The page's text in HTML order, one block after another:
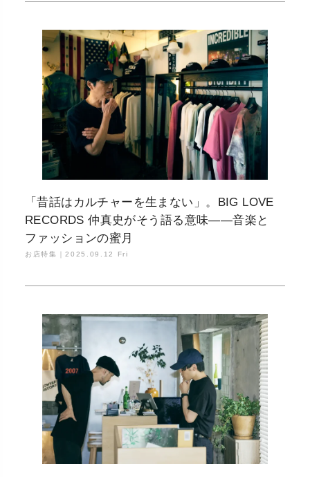
「昔話はカルチャーを生まない」。BIG LOVE
RECORDS 仲真史がそう語る意味——音楽と
ファッションの蜜月
お店特集｜2025.09.12 Fri